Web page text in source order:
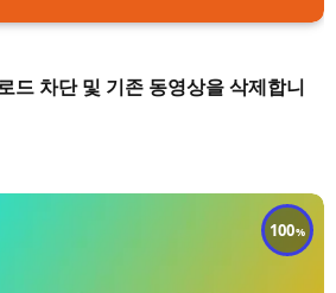
드 차단 및 기존 동영상을 삭제합니
100